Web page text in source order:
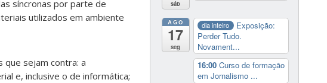
síncronas por parte de
utilizados em ambiente
que sejam contra: a
e, inclusive o de informática;
sáb
AGO
17
seg
dia inteiro
Exposição:
Perder Tudo.
Novament...
16:00 Curso de formação
em Jornalismo ...